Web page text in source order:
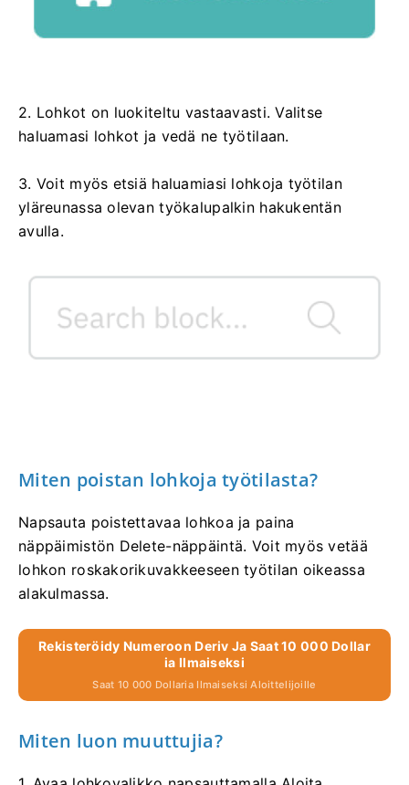
2. Lohkot on luokiteltu vastaavasti. Valitse
haluamasi lohkot ja vedä ne työtilaan.
3. Voit myös etsiä haluamiasi lohkoja työtilan
yläreunassa olevan työkalupalkin hakukentän
avulla.
Miten poistan lohkoja työtilasta?
Napsauta poistettavaa lohkoa ja paina
näppäimistön Delete-näppäintä. Voit myös vetää
lohkon roskakorikuvakkeeseen työtilan oikeassa
alakulmassa.
Rekisteröidy Numeroon Deriv Ja Saat 10 000 Dollar
Ia Ilmaiseksi
Saat 10 000 Dollaria Ilmaiseksi Aloittelijoille
Miten luon muuttujia?